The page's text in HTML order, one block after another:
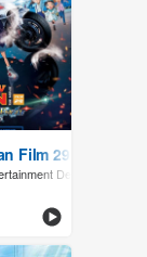
Film 29: Der
Deutschland